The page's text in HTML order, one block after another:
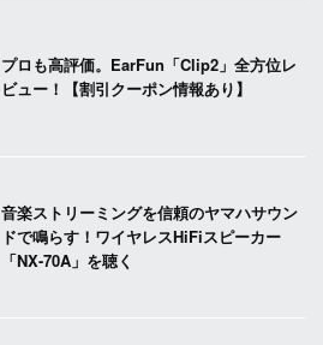
プロも高評価。EarFun「Clip2」全方位レ
ビュー！【割引クーポン情報あり】
音楽ストリーミングを信頼のヤマハサウン
ドで鳴らす！ワイヤレスHiFiスピーカー
「NX-70A」を聴く